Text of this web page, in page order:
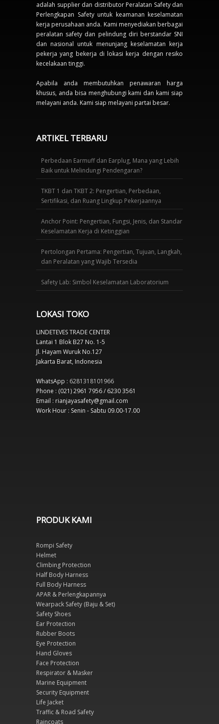
adalah supplier dan distributor Peralatan Safety dan
Perlengkapan Safety untuk keamanan keselamatan
kerja perusahaan anda. Kami menyediakan berbagai
peralatan safety dan pelindung diri berstandar SNI
dan nasional untuk menunjang keselamatan kerja
pekerja yang bekerja di lokasi kerja dengan resiko
kecelakaan tinggi.
Apabila anda membutuhkan penawaran harga
khusus, anda bisa menghubungi kami dan kami siap
melayani anda. Kami siap melayani partai besar.
ARTIKEL TERBARU
Perbedaan Earmuff dan Earplug, Mana yang Lebih
Baik untuk Melindungi Pendengaran?
TKBT 1 dan TKBT 2: Pengertian, Perbedaan,
Sertifikasi, dan Ruang Lingkup Pekerjaannya
Anchor Point: Pengertian, Fungsi, Jenis, dan Standar
Keselamatan Kerja di Ketinggian
Pertolongan Pertama: Pengertian, Tujuan, Langkah,
dan Peralatan yang Wajib Tersedia
Safety Lab: Simbol Keselamatan Laboratorium
LOKASI TOKO
LINDETEVES TRADE CENTER
Lantai 1 Blok B27 No. 1-5
Jl. Hayam Wuruk No.127
Jakarta Barat, Indonesia
WhatsApp : 6281318101966
Phone : (021) 2961 7956 / 6230 3561
Email : rianjayasafety@gmail.com
Work Hour : Senin - Sabtu 09.00-17.00
PRODUK KAMI
Rompi Safety
Helmet
Climbing Protection
Half Body Harness
Full Body Harness
APAR & Perlengkapannya
Wearpack Safety (Baju & Set)
Safety Shoes
Ear Protection
Rubber Boots
Eye Protection
Hand Gloves
Face Protection
Respirator & Masker
Marine Equipment
Security Equipment
Life Jacket
Traffic & Road Safety
Raincoats